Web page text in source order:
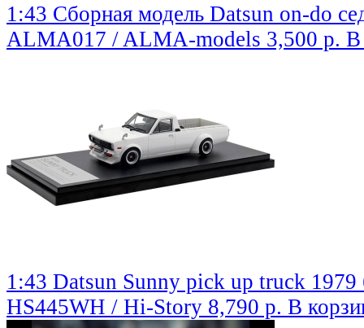
1:43 Сборная модель Datsun on-do
ALMA017 / ALMA-models 3,500 р. В
1:43 Datsun Sunny pick up truck 1979
HS445WH / Hi-Story 8,790 р. В